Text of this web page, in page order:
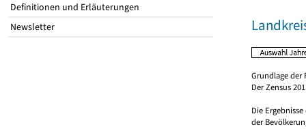
Definitionen und Erläuterungen
Newsletter
Grundlage der
Der Zensus
Die
der